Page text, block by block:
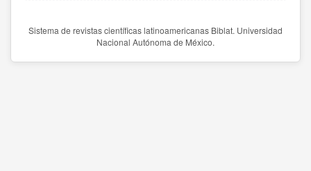
Sistema de revistas científicas latinoamericanas Biblat. Universidad
Nacional Autónoma de México.